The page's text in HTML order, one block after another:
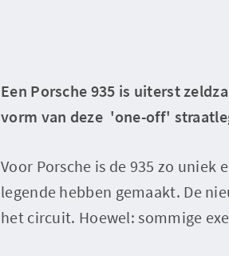
Een Porsche 935 is uiterst
vorm van deze 'one-off'
Voor Porsche is de 935 zo uniek
legende hebben gemaakt. De
het circuit. Hoewel: sommige